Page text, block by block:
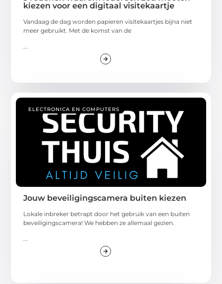
kiezen voor een digitaal visitekaartje
Vandaag de dag worden papieren visitekaartjes bijna niet
meer gebruikt. Met de komst van de
ELECTRONICA EN COMPUTERS
Jouw beveiligingscamera buiten kiezen
Lokale inbreker betrapt door het gebruik van een buiten
beveiligingscamera! We hebben ze allemaal gezien.
...